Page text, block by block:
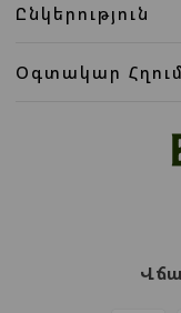
Ընկերություն
Օգտակար